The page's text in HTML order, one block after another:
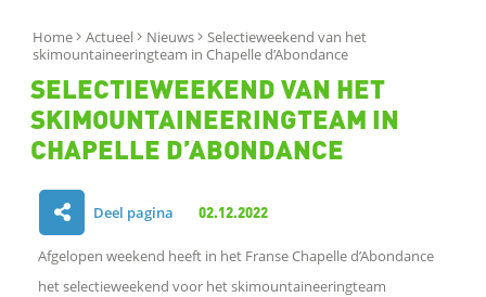
Home Actueel Nieuws
Selectieweekend van het
skimountaineeringteam in Chapelle d’Abondance
SELECTIEWEEKEND VAN HET
SKIMOUNTAINEERINGTEAM IN
CHAPELLE D’ABONDANCE
Deel pagina 02.12.2022
e
Afgelopen weekend heeft in het Franse Chapelle d’Abondance
het selectieweekend voor het skimountaineeringteam